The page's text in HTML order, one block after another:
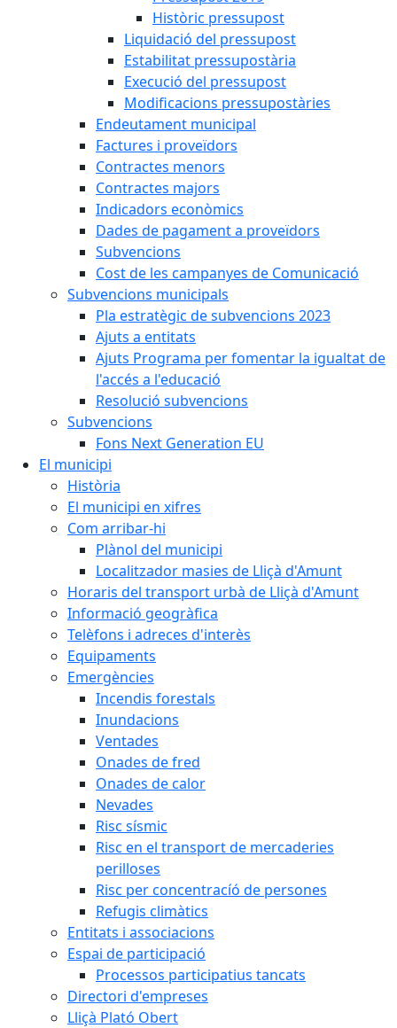
Històric pressupost
Liquidació del pressupost
Estabilitat pressupostària
Execució del pressupost
Modificacions pressupostàries
Endeutament municipal
Factures i proveïdors
Contractes menors
Contractes majors
Indicadors econòmics
Dades de pagament a proveïdors
Subvencions
Cost de les campanyes de Comunicació
Subvencions municipals
Pla estratègic de subvencions 2023
Ajuts a entitats
Ajuts Programa per fomentar la igualtat de
l'accés a l'educació
Resolució subvencions
Subvencions
Fons Next Generation EU
El municipi
Història
El municipi en xifres
Com arribar-hi
Plànol del municipi
Localitzador masies de Lliçà d'Amunt
Horaris del transport urbà de Lliçà d'Amunt
Informació geogràfica
Telèfons i adreces d'interès
Equipaments
Emergències
Incendis forestals
Inundacions
Ventades
Onades de fred
Onades de calor
Nevades
Risc sísmic
Risc en el transport de mercaderies
perilloses
Risc per concentracíó de persones
Refugis climàtics
Entitats i associacions
Espai de participació
Processos participatius tancats
Directori d'empreses
Lliçà Plató Obert